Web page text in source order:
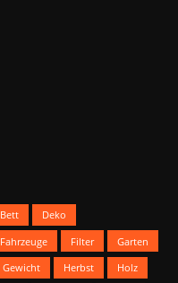
Bett
Deko
Fahrzeuge Filter
Garten
Gewicht Herbst
Holz